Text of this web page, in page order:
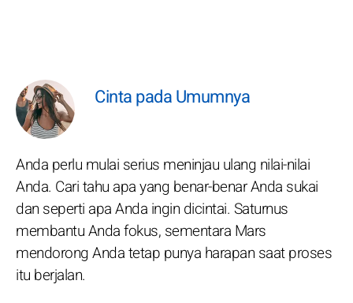
Cinta pada Umumnya
Anda perlu mulai serius meninjau ulang nilai-nilai
Anda. Cari tahu apa yang benar-benar Anda sukai
dan seperti apa Anda ingin dicintai. Saturnus
membantu Anda fokus, sementara Mars
mendorong Anda tetap punya harapan saat proses
itu berjalan.